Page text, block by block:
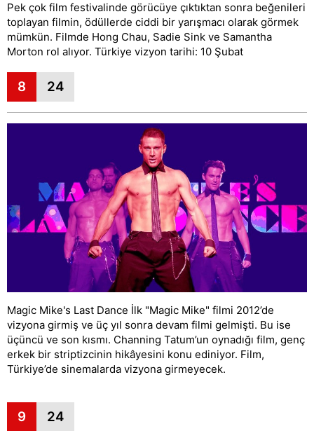
Pek çok film festivalinde görücüye çıktıktan sonra beğenileri
toplayan filmin, ödüllerde ciddi bir yarışmacı olarak görmek
mümkün. Filmde Hong Chau, Sadie Sink ve Samantha
Morton rol alıyor. Türkiye vizyon tarihi: 10 Şubat
8 24
Magic Mike's Last Dance İlk "Magic Mike" filmi 2012’de
vizyona girmiş ve üç yıl sonra devam filmi gelmişti. Bu ise
üçüncü ve son kısmı. Channing Tatum’un oynadığı film, genç
erkek bir striptizcinin hikâyesini konu ediniyor. Film,
Türkiye’de sinemalarda vizyona girmeyecek.
9 24